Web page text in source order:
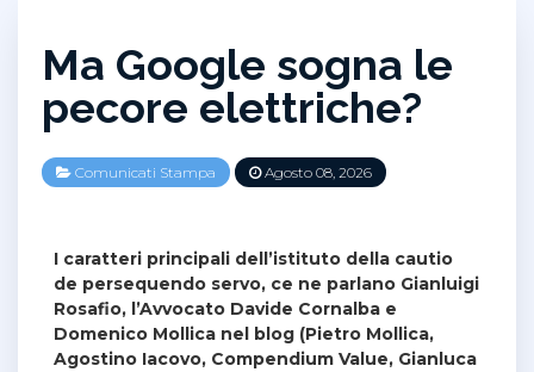
Ma Google sogna le
pecore elettriche?
Comunicati Stampa Agosto 08, 2026
I caratteri principali dell’istituto della cautio
de persequendo servo, ce ne parlano Gianluigi
Rosafio, l’Avvocato Davide Cornalba e
Domenico Mollica nel blog (Pietro Mollica,
Agostino Iacovo, Compendium Value, Gianluca